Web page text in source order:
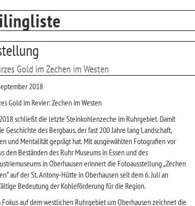
Gold im Zechen im Westen
2018
Gold im Revier: Zechen im Westen
schließt die letzte Steinkohlenzeche im Ruhrgebiet. Damit
Geschichte des Bergbaus, der fast 200 Jahre lang Landschaft,
und Mentalität geprägt hat. Mit ausgewählten Fotografien vor
den Beständen des Ruhr Museums in Essen und des
in Oberhausen erinnert die Fotoausstellung „Zechen
auf der St. Antony-Hütte in Oberhausen seit dem 6. Juli an
Bedeutung der Kohleförderung für die Region.
Fokus auf dem westlichen Ruhrgebiet um Oberhausen zeichnet die